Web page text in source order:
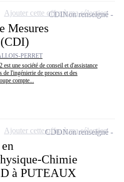
Mesures
PERRET
une société de conseil et d'assistance
de l'ingénierie de process et des
compte...
CDINon renseigné
Ajouter cette offre à ma sélection
Chimie
à PUTEAUX
CDDNon renseigné
Ajouter cette offre à ma sélection